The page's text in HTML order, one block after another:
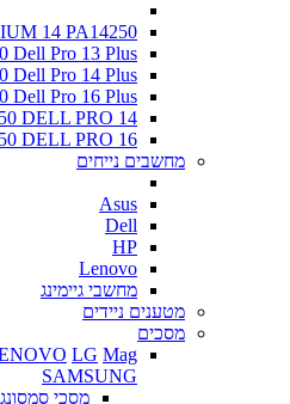
14 PA14250
Dell Pro 13 Plus
Dell Pro 14 Plus
Dell Pro 16 Plus
DELL PRO 14
DELL PRO 16
מחשבים נייחים
Asus
Dell
HP
Lenovo
מחשבי גיימינג
מטענים ניידים
מסכים
LG Mag
SAMSUNG
מסכי סמסונג 24 אינץ